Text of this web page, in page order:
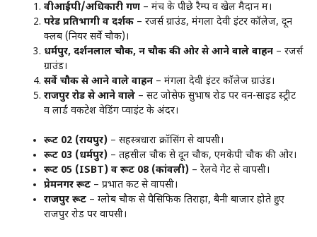
वीआईपी/अधिकारी गण – मंच के पीछे रैम्प व खेल मैदान में।
परेड प्रतिभागी व दर्शक – रेंजर्स ग्राउंड, मंगला देवी इंटर कॉलेज, दून
क्लब (नियर सर्वे चौक)।
धर्मपुर, दर्शनलाल चौक, दून चौक की ओर से आने वाले वाहन – रेंजर्स
ग्राउंड।
सर्वे चौक से आने वाले वाहन – मंगला देवी इंटर कॉलेज ग्राउंड।
राजपुर रोड से आने वाले – सेंट जोसेफ सुभाष रोड पर वन-साइड स्ट्रीट
व लार्ड वेंकटेश वेडिंग प्वाइंट के अंदर।
रूट 02 (रायपुर) – सहस्त्रधारा क्रॉसिंग से वापसी।
रूट 03 (धर्मपुर) – तहसील चौक से दून चौक, एमकेपी चौक की ओर।
रूट 05 (ISBT) व रूट 08 (कांवली) – रेलवे गेट से वापसी।
प्रेमनगर रूट – प्रभात कट से वापसी।
राजपुर रूट – ग्लोब चौक से पैसिफिक तिराहा, बैनी बाजार होते हुए
राजपुर रोड पर वापसी।